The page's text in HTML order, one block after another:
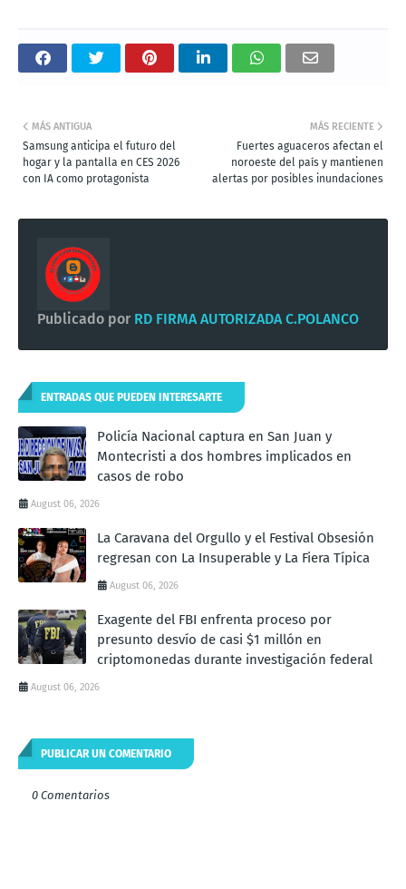
MÁS RECIENTE
Fuertes aguaceros afectan el
noroeste del país y mantienen
alertas por posibles inundaciones
MÁS ANTIGUA
Samsung anticipa el futuro del
hogar y la pantalla en CES 2026
con IA como protagonista
Publicado por RD FIRMA AUTORIZADA C.POLANCO
ENTRADAS QUE PUEDEN INTERESARTE
Policía Nacional captura en San Juan y
Montecristi a dos hombres implicados en
casos de robo
August 06, 2026
La Caravana del Orgullo y el Festival Obsesión
regresan con La Insuperable y La Fiera Típica
August 06, 2026
Exagente del FBI enfrenta proceso por
presunto desvío de casi $1 millón en
criptomonedas durante investigación federal
August 06, 2026
PUBLICAR UN COMENTARIO
0 Comentarios